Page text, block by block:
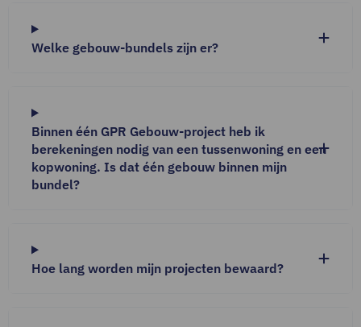
Welke gebouw-bundels zijn er?
Binnen één GPR Gebouw-project heb ik
berekeningen nodig van een tussenwoning en een
kopwoning. Is dat één gebouw binnen mijn
bundel?
Hoe lang worden mijn projecten bewaard?